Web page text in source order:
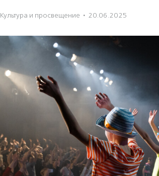
Культура и просвещение · 20.06.2025